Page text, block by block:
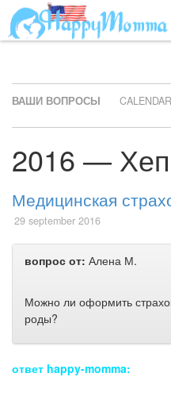
ВАШИ ВОПРОСЫ CALENDAR
2016 —
Медицинская
29 september 2016
вопрос от: Алена М.
Можно ли оформить
роды?
ответ happy-momma: